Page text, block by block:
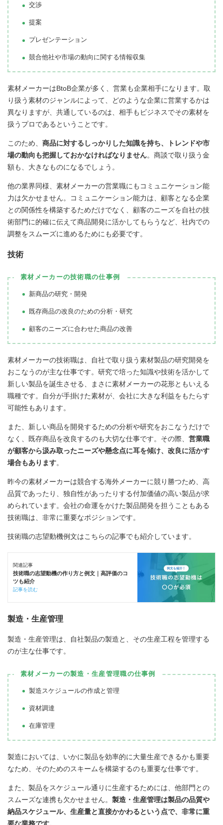
交渉
提案
プレゼンテーション
競合他社や市場の動向に関する情報収集
素材メーカーはBtoB企業が多く、営業も企業相手になります。取
り扱う素材のジャンルによって、どのような企業に営業するかは
異なりますが、共通しているのは、相手もビジネスでその素材を
扱うプロであるということです。
このため、 商品に対するしっかりした知識を持ち、トレンドや市
場の動向も把握しておかなければなりません。商談で取り扱う金
額も、大きなものになるでしょう。
他の業界同様、素材メーカーの営業職にもコミュニケーション能
力は欠かせません。コミュニケーション能力は、顧客となる企業
との関係性を構築するためだけでなく、顧客のニーズを自社の技
術部門に的確に伝えて商品開発に活かしてもらうなど、社内での
調整をスムーズに進めるためにも必要です。
技術
素材メーカーの技術職の仕事例
新商品の研究・開発
既存商品の改良のための分析・研究
顧客のニーズに合わせた商品の改善
素材メーカーの技術職は、自社で取り扱う素材製品の研究開発を
おこなうのが主な仕事です。研究で培った知識や技術を活かして
新しい製品を誕生させる、まさに素材メーカーの花形ともいえる
職種です。自分が手掛けた素材が、会社に大きな利益をもたらす
可能性もあります。
また、新しい商品を開発するための分析や研究をおこなうだけで
なく、既存商品を改良するのも大切な仕事です。その際、 営業職
が顧客から汲み取ったニーズや懸念点に耳を傾け、改良に活かす
場合もあります。
昨今の素材メーカーは競合する海外メーカーに競り勝つため、高
品質であったり、独自性があったりする付加価値の高い製品が求
められています。会社の命運をかけた製品開発を担うこともある
技術職は、非常に重要なポジションです。
技術職の志望動機例文はこちらの記事でも紹介しています。
関連記事
技術職の志望動機の作り方と例文｜高評価のコ
ツも紹介
記事を読む
製造・生産管理
製造・生産管理は、自社製品の製造と、その生産工程を管理する
のが主な仕事です。
素材メーカーの製造・生産管理職の仕事例
製造スケジュールの作成と管理
資材調達
在庫管理
製造においては、いかに製品を効率的に大量生産できるかも重要
なため、そのためのスキームを構築するのも重要な仕事です。
また、製品をスケジュール通りに生産するためには、他部門との
スムーズな連携も欠かせません。 製造・生産管理は製品の品質や
納品スケジュール、生産量と直接かかわるという点で、非常に重
要な業務です。